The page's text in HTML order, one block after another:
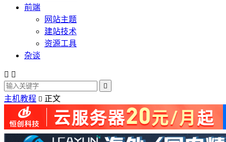
前端
网站主题
建站技术
资源工具
杂谈
 

主机教程  正文